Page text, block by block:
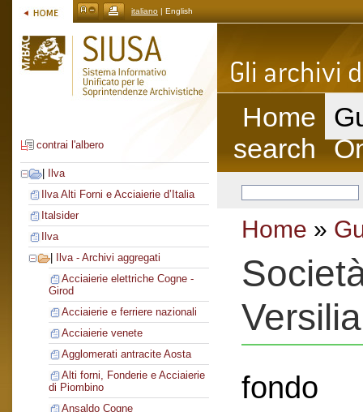
italiano | English
contrai l'albero
Ilva
Ilva Alti Forni e Acciaierie d’Italia
Italsider
Ilva
Ilva - Archivi aggregati
Acciaierie elettriche Cogne -
Girod
Acciaierie e ferriere nazionali
Acciaierie venete
Agglomerati antracite Aosta
Alti forni, Fonderie e Acciaierie
di Piombino
Ansaldo Cogne
Home
search
Home »
Versilia
fondo